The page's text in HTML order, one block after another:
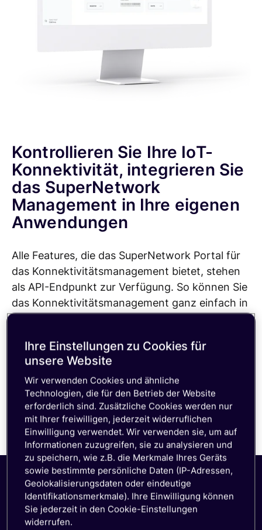
(auf Englisch)
Kontrollieren Sie Ihre IoT-
Konnektivität, integrieren Sie
das SuperNetwork
Management in Ihre eigenen
Anwendungen
Alle Features, die das SuperNetwork Portal für
das Konnektivitätsmanagement bietet, stehen
als API-Endpunkt zur Verfügung. So können Sie
das Konnektivitätsmanagement ganz einfach in
Dokumentation oder lesen Sie weiter, um mehr
zu erfahren.
API-Dokumentation ansehen
Die größten
Herausforderungen bei
Ihre Einstellungen zu Cookies für
unsere Website
Wir verwenden Cookies und ähnliche
Technologien, die für den Betrieb der Website
erforderlich sind. Zusätzliche Cookies werden nur
mit Ihrer freiwilligen, jederzeit widerruflichen
Einwilligung verwendet. Wir verwenden sie, um auf
Informationen zuzugreifen, sie zu analysieren und
zu speichern, wie z.B. die Merkmale Ihres Geräts
sowie bestimmte persönliche Daten (IP-Adressen,
Geolokalisierungsdaten oder eindeutige
Identifikationsmerkmale). Ihre Einwilligung können
Sie jederzeit in den Cookie-Einstellungen
widerrufen.